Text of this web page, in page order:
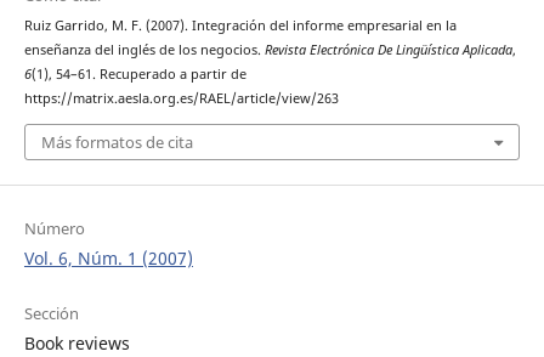
Ruiz Garrido, M. F. (2007). Integración del informe empresarial en la
enseñanza del inglés de los negocios. Revista Electrónica De Lingüística Aplicada,
6(1), 54–61. Recuperado a partir de
https://matrix.aesla.org.es/RAEL/article/view/263
Más formatos de cita
Número
Vol. 6, Núm. 1 (2007)
Sección
Book reviews